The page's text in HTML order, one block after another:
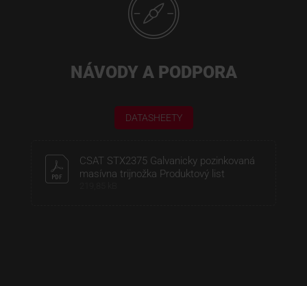
NÁVODY A PODPORA
DATASHEETY
CSAT STX2375 Galvanicky pozinkovaná
masívna trijnožka Produktový list